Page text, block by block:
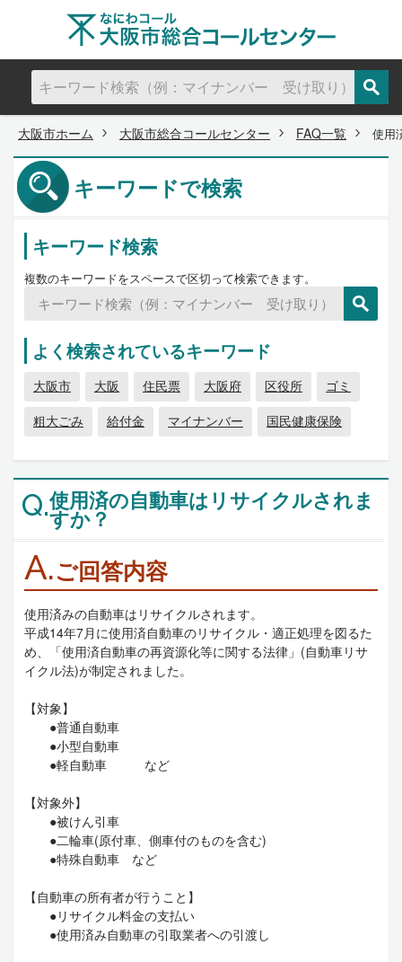
大阪市ホーム 大阪市総合コールセンター FAQ一覧 使用
キーワードで検索
キーワード検索
複数のキーワードをスペースで区切って検索できます。
よく検索されているキーワード
大阪市 大阪 住民票 大阪府 区役所
ゴミ
粗大ごみ
給付金 マイナンバー 国民健康保険
Q.使用済の自動車はリサイクルされま
すか？
A.ご回答内容
使用済みの自動車はリサイクルされます。
平成14年7月に使用済自動車のリサイクル・適正処理を図るた
め、「使用済自動車の再資源化等に関する法律」(自動車リサ
イクル法)が制定されました。
【対象】
●普通自動車
●小型自動車
●軽自動車 など
【対象外】
●被けん引車
●二輪車(原付車、側車付のものを含む)
●特殊自動車 など
【自動車の所有者が行うこと】
●リサイクル料金の支払い
●使用済み自動車の引取業者への引渡し